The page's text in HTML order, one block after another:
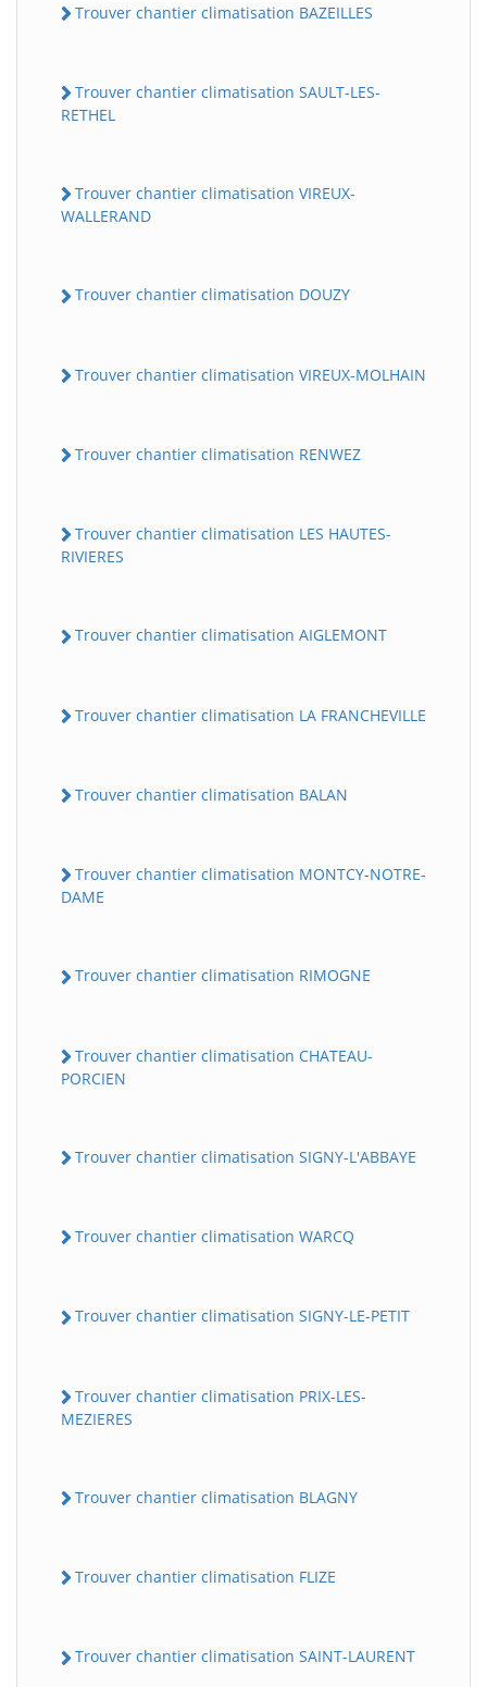
Trouver chantier climatisation BAZEILLES
Trouver chantier climatisation SAULT-LES-
RETHEL
Trouver chantier climatisation VIREUX-
WALLERAND
Trouver chantier climatisation DOUZY
Trouver chantier climatisation VIREUX-MOLHAIN
Trouver chantier climatisation RENWEZ
Trouver chantier climatisation LES HAUTES-
RIVIERES
Trouver chantier climatisation AIGLEMONT
Trouver chantier climatisation LA FRANCHEVILLE
Trouver chantier climatisation BALAN
Trouver chantier climatisation MONTCY-NOTRE-
DAME
Trouver chantier climatisation RIMOGNE
Trouver chantier climatisation CHATEAU-
PORCIEN
Trouver chantier climatisation SIGNY-L'ABBAYE
Trouver chantier climatisation WARCQ
Trouver chantier climatisation SIGNY-LE-PETIT
Trouver chantier climatisation PRIX-LES-
MEZIERES
Trouver chantier climatisation BLAGNY
Trouver chantier climatisation FLIZE
Trouver chantier climatisation SAINT-LAURENT